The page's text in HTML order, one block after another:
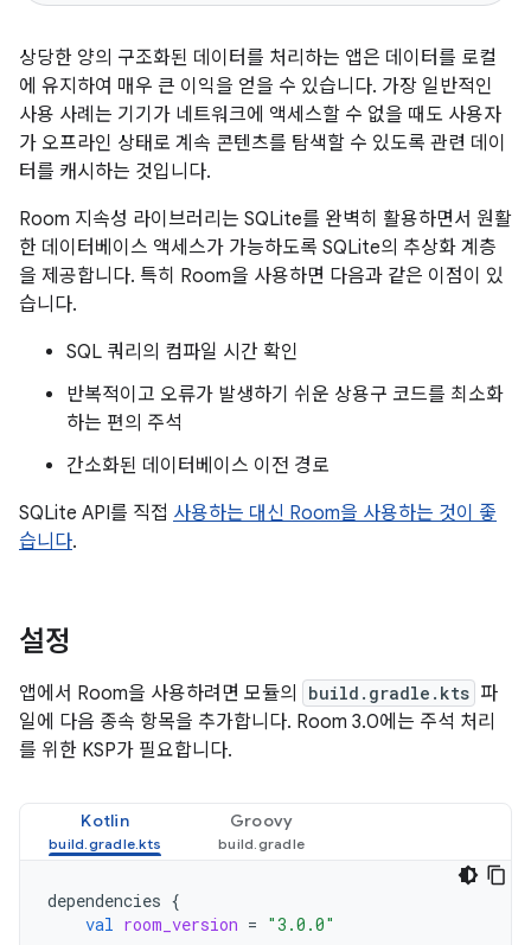
상당한 양의 구조화된 데이터를 처리하는 앱은 데이터를 로컬
에 유지하여 매우 큰 이익을 얻을 수 있습니다. 가장 일반적인
사용 사례는 기기가 네트워크에 액세스할 수 없을 때도 사용자
가 오프라인 상태로 계속 콘텐츠를 탐색할 수 있도록 관련 데이
터를 캐시하는 것입니다.
Room 지속성 라이브러리는 SQLite를 완벽히 활용하면서 원활
한 데이터베이스 액세스가 가능하도록 SQLite의 추상화 계층
을 제공합니다. 특히 Room을 사용하면 다음과 같은 이점이 있
습니다.
SQL 쿼리의 컴파일 시간 확인
반복적이고 오류가 발생하기 쉬운 상용구 코드를 최소화
하는 편의 주석
간소화된 데이터베이스 이전 경로
SQLite API를 직접 사용하는 대신 Room을 사용하는 것이 좋
습니다.
설정
앱에서 Room을 사용하려면 모듈의 build.gradle.kts 파
일에 다음 종속 항목을 추가합니다. Room 3.0에는 주석 처리
를 위한 KSP가 필요합니다.
Kotlin Groovy
dependencies {
val room_version = "3.0.0"